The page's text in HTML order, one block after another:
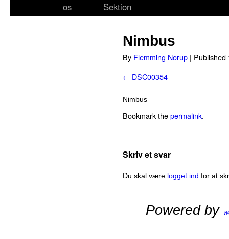
os
Sektion
Nimbus
By Flemming Norup | Published
DSC00354
Nimbus
Bookmark thepermalink.
Skriv et svar
Du skal være logget ind for at
Powered by